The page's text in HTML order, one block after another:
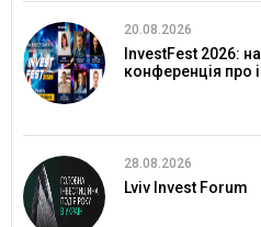
20.08.2026
InvestFest 2026:
конференція про
28.08.2026
Lviv Invest Forum